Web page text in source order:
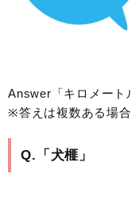
Answer「キロメート
※答えは複数ある場
Q.「犬榧」